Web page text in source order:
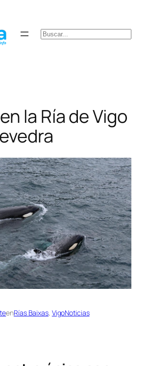
Buscar
la Ría de Vigo
enRías Baixas, VigoNoticias